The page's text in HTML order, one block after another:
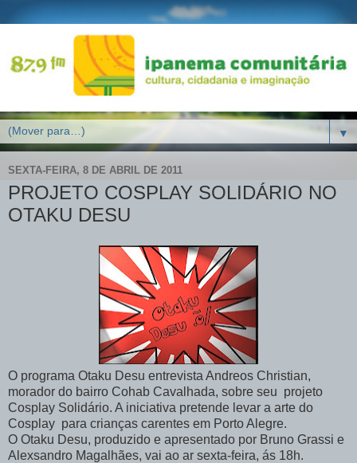
▼
SEXTA-FEIRA, 8 DE ABRIL DE 2011
PROJETO COSPLAY SOLIDÁRIO NO
OTAKU DESU
O programa Otaku Desu entrevista Andreos Christian,
morador do bairro Cohab Cavalhada, sobre seu projeto
Cosplay Solidário. A iniciativa pretende levar a arte do
Cosplay para crianças carentes em Porto Alegre.
O Otaku Desu, produzido e apresentado por Bruno Grassi e
Alexsandro Magalhães, vai ao ar sexta-feira, ás 18h.